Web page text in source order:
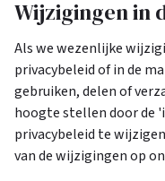
Wijzigingen in
Als we wezenlijke
privacybeleid of in de
gebruiken, delen of
hoogte stellen door de
privacybeleid te
van de wijzigingen op